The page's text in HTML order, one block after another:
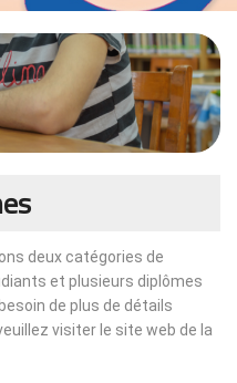
deux catégories de
et plusieurs diplômes
de plus de détails
visiter le site web de la